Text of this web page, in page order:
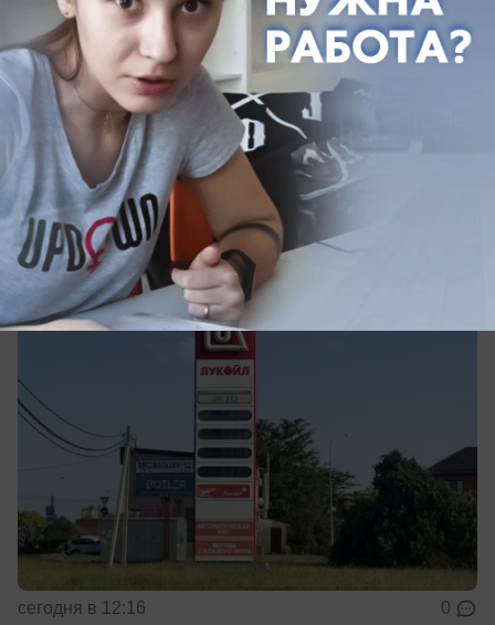
Общество
«Сезон закончится – бензин будет»:
краснодарцы опять встали в очереди за
топливом
Краснодарцы рассказали, что происходит на
АЗС
сегодня в 12:16 0